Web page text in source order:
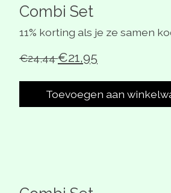
Combi Set
11% korting als je ze samen
€24,44€21,95
Toevoegen aan